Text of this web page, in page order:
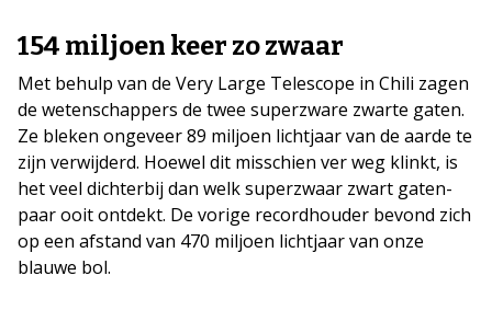
154 miljoen keer zo zwaar
Met behulp van de Very Large Telescope in Chili zagen
de wetenschappers de twee superzware zwarte gaten.
Ze bleken ongeveer 89 miljoen lichtjaar van de aarde te
zijn verwijderd. Hoewel dit misschien ver weg klinkt, is
het veel dichterbij dan welk superzwaar zwart gaten-
paar ooit ontdekt. De vorige recordhouder bevond zich
op een afstand van 470 miljoen lichtjaar van onze
blauwe bol.